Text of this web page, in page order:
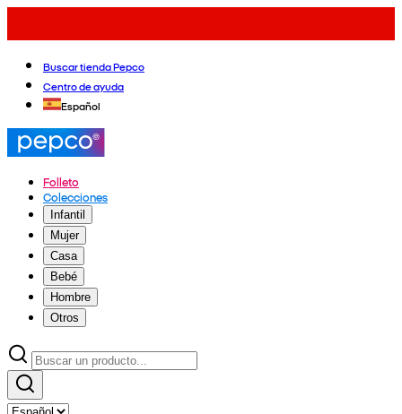
Buscar tienda Pepco
Centro de ayuda
Español
Folleto
Colecciones
Infantil
Mujer
Casa
Bebé
Hombre
Otros